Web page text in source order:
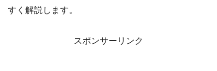
すく解説します。
スポンサーリンク